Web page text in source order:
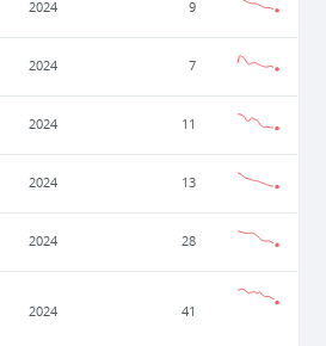
2024 9
2024 7
2024 11
2024 13
2024 28
2024 41